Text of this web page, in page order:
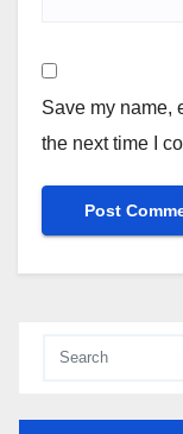
Save my name,
the next time I